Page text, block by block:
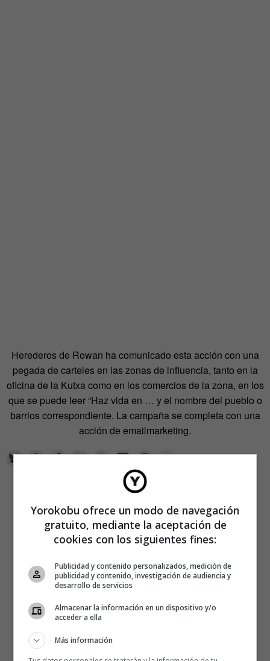
Herederos de Rowan ha comunicado esta acción con una
pegada de carteles en las zonas de influencia, tanto en la
oficina de la Kutxa como en los comercios de la zona, en los
que se puede leer “Haz vida en … y el nombre del pueblo o
barrios correspondiente. La campaña se completa con una
acción de emailmarketing.
Yorokobu ofrece un modo de navegación
gratuito, mediante la aceptación de
cookies con los siguientes fines:
Publicidad y contenido personalizados, medición de
publicidad y contenido, investigación de audiencia y
desarrollo de servicios
Almacenar la información en un dispositivo y/o
acceder a ella
Más información